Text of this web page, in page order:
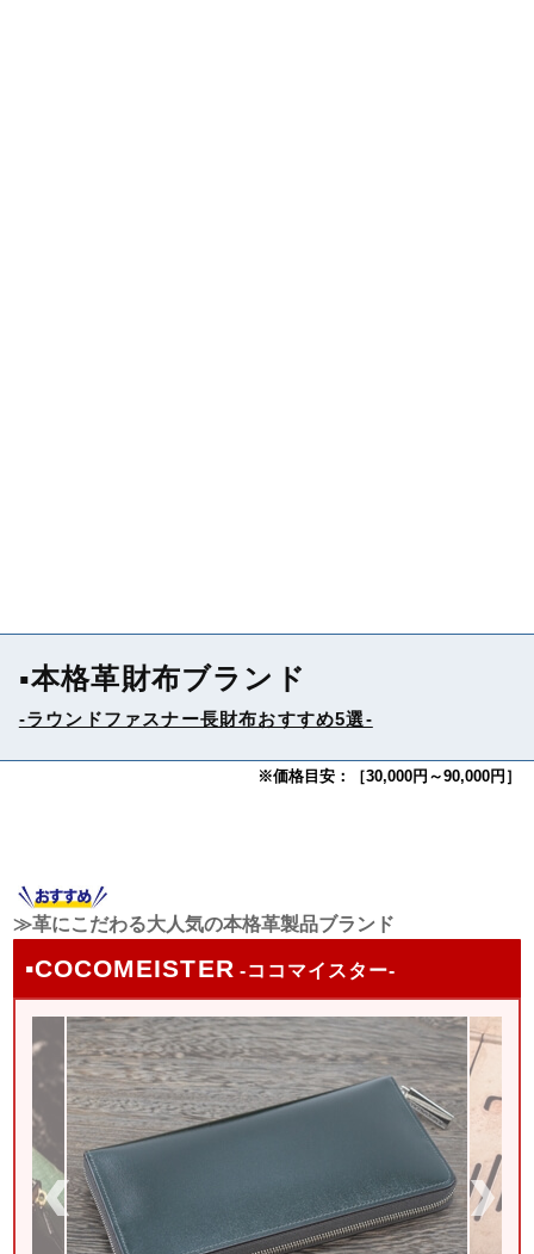
▪本格革財布ブランド
-ラウンドファスナー長財布おすすめ5選-
※価格目安：［30,000円～90,000円］
≫革にこだわる大人気の本格革製品ブランド
▪COCOMEISTER -ココマイスター-